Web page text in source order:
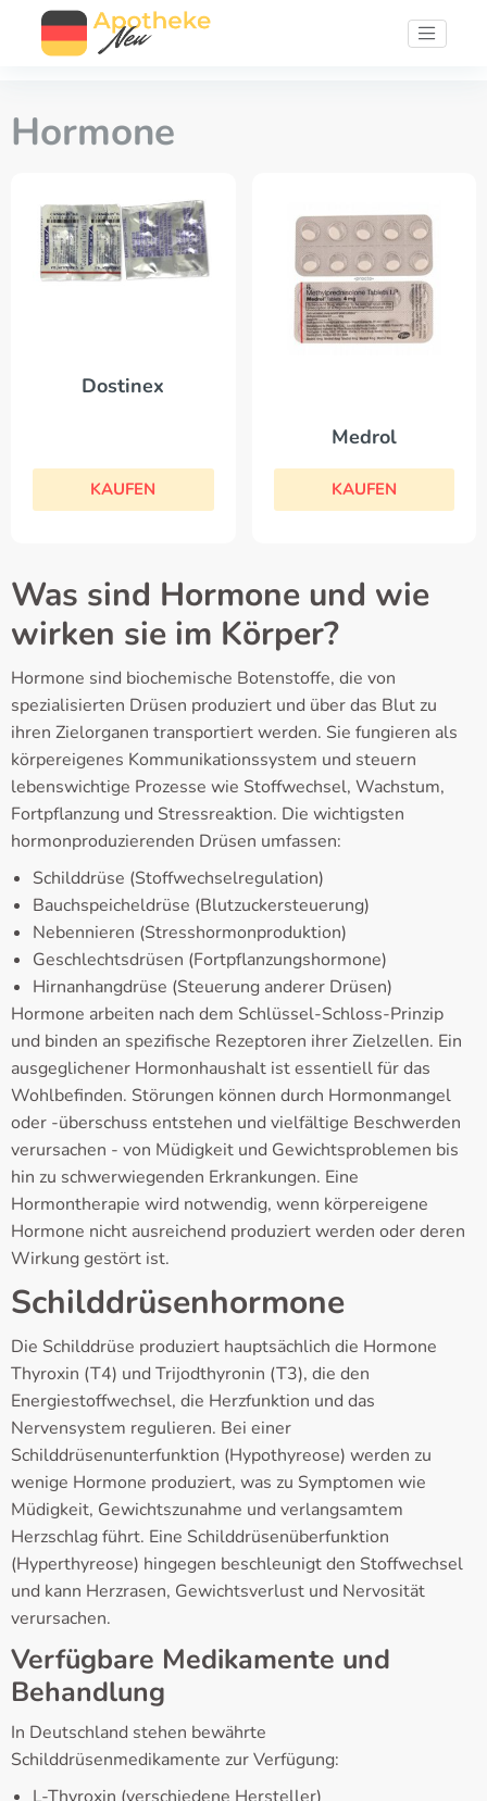
Hormone
Dostinex
KAUFEN
Medrol
KAUFEN
Was sind Hormone und wie
wirken sie im Körper?
Hormone sind biochemische Botenstoffe, die von
spezialisierten Drüsen produziert und über das Blut zu
ihren Zielorganen transportiert werden. Sie fungieren als
körpereigenes Kommunikationssystem und steuern
lebenswichtige Prozesse wie Stoffwechsel, Wachstum,
Fortpflanzung und Stressreaktion. Die wichtigsten
hormonproduzierenden Drüsen umfassen:
Schilddrüse (Stoffwechselregulation)
Bauchspeicheldrüse (Blutzuckersteuerung)
Nebennieren (Stresshormonproduktion)
Geschlechtsdrüsen (Fortpflanzungshormone)
Hirnanhangdrüse (Steuerung anderer Drüsen)
Hormone arbeiten nach dem Schlüssel-Schloss-Prinzip
und binden an spezifische Rezeptoren ihrer Zielzellen. Ein
ausgeglichener Hormonhaushalt ist essentiell für das
Wohlbefinden. Störungen können durch Hormonmangel
oder -überschuss entstehen und vielfältige Beschwerden
verursachen - von Müdigkeit und Gewichtsproblemen bis
hin zu schwerwiegenden Erkrankungen. Eine
Hormontherapie wird notwendig, wenn körpereigene
Hormone nicht ausreichend produziert werden oder deren
Wirkung gestört ist.
Schilddrüsenhormone
Die Schilddrüse produziert hauptsächlich die Hormone
Thyroxin (T4) und Trijodthyronin (T3), die den
Energiestoffwechsel, die Herzfunktion und das
Nervensystem regulieren. Bei einer
Schilddrüsenunterfunktion (Hypothyreose) werden zu
wenige Hormone produziert, was zu Symptomen wie
Müdigkeit, Gewichtszunahme und verlangsamtem
Herzschlag führt. Eine Schilddrüsenüberfunktion
(Hyperthyreose) hingegen beschleunigt den Stoffwechsel
und kann Herzrasen, Gewichtsverlust und Nervosität
verursachen.
Verfügbare Medikamente und
Behandlung
In Deutschland stehen bewährte
Schilddrüsenmedikamente zur Verfügung:
L-Thyroxin (verschiedene Hersteller)